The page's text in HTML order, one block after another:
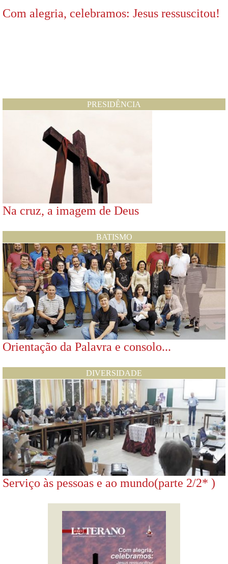
Com alegria, celebramos: Jesus ressuscitou!
PRESIDÊNCIA
Na cruz, a imagem de Deus
BATISMO
Orientação da Palavra e consolo...
DIVERSIDADE
Serviço às pessoas e ao mundo(parte 2/2* )